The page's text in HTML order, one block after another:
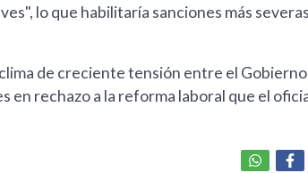
lo que habilitaría sanciones más
de creciente tensión entre el Gobierno
en rechazo a la reforma laboral que el